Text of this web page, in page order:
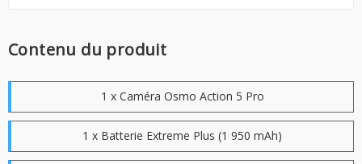
Contenu du produit
1 x Caméra Osmo Action 5 Pro
1 x Batterie Extreme Plus (1 950 mAh)